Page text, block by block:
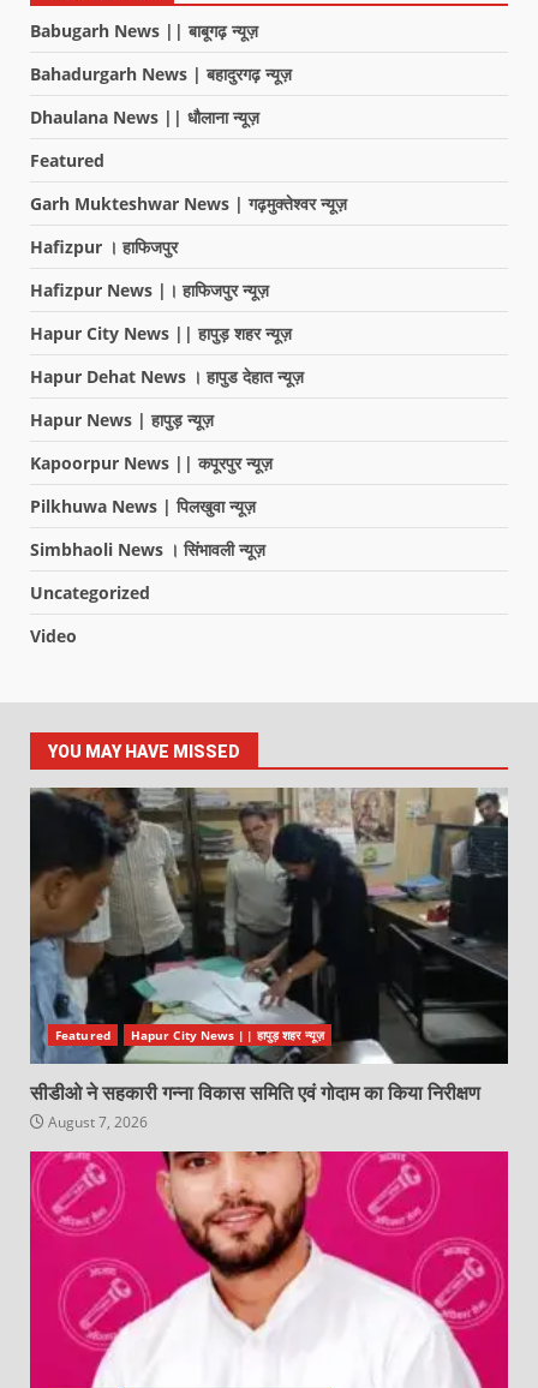
Babugarh News || बाबूगढ़ न्यूज़
Bahadurgarh News | बहादुरगढ़ न्यूज़
Dhaulana News || धौलाना न्यूज़
Featured
Garh Mukteshwar News | गढ़मुक्तेश्वर न्यूज़
Hafizpur । हाफिजपुर
Hafizpur News |। हाफिजपुर न्यूज़
Hapur City News || हापुड़ शहर न्यूज़
Hapur Dehat News । हापुड देहात न्यूज़
Hapur News | हापुड़ न्यूज़
Kapoorpur News || कपूरपुर न्यूज़
Pilkhuwa News | पिलखुवा न्यूज़
Simbhaoli News । सिंभावली न्यूज़
Uncategorized
Video
YOU MAY HAVE MISSED
Featured Hapur City News || हापुड़ शहर न्यूज़
सीडीओ ने सहकारी गन्ना विकास समिति एवं गोदाम का किया निरीक्षण
August 7, 2026